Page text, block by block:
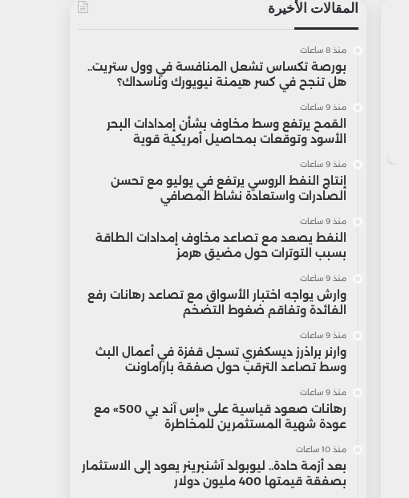
المقالات الأخيرة
منذ 8 ساعات
بورصة تكساس تشعل المنافسة في وول ستريت..
هل تنجح في كسر هيمنة نيويورك وناسداك؟
منذ 9 ساعات
القمح يرتفع وسط مخاوف بشأن إمدادات البحر
الأسود وتوقعات بمحاصيل أمريكية قوية
منذ 9 ساعات
إنتاج النفط الروسي يرتفع في يوليو مع تحسن
الصادرات واستعادة نشاط المصافي
منذ 9 ساعات
النفط يصعد مع تصاعد مخاوف إمدادات الطاقة
بسبب التوترات حول مضيق هرمز
منذ 9 ساعات
وارش يواجه اختبار الأسواق مع تصاعد رهانات رفع
الفائدة وتفاقم ضغوط التضخم
منذ 9 ساعات
وارنر براذرز ديسكفري تسجل قفزة في أعمال البث
وسط تصاعد الترقب حول صفقة باراماونت
منذ 9 ساعات
رهانات صعود قياسية على «إس آند بي 500» مع
عودة شهية المستثمرين للمخاطرة
منذ 10 ساعات
بعد أزمة حادة.. ليوبولد آشنبرينر يعود إلى الاستثمار
بصفقة قيمتها 400 مليون دولار